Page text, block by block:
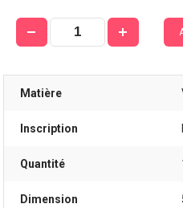
Matière
Inscription
Quantité
Dimension